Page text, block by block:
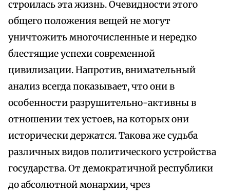
строилась эта жизнь. Очевидности этого
общего положения вещей не могут
уничтожить многочисленные и нередко
блестящие успехи современной
цивилизации. Напротив, внимательный
анализ всегда показывает, что они в
особенности разрушительно-активны в
отношении тех устоев, на которых они
исторически держатся. Такова же судьба
различных видов политического устройства
государства. От демократичной республики
до абсолютной монархии, чрез